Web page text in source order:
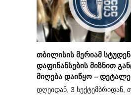
თბილისის მერიამ
დაფინანსების მიზნით
მიღება დაიწყო –
დღეიდან, 3 სექტემბრიდან,